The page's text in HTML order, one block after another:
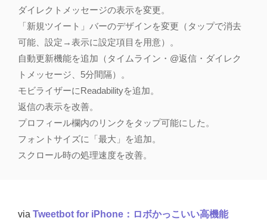
ダイレクトメッセージの表示を変更。
「新規ツイート」バーのデザインを変更（タップで消去
可能、設定→表示に設定項目を用意）。
自動更新機能を追加（タイムライン・@返信・ダイレク
トメッセージ、5分間隔）。
モビライザーにReadabilityを追加。
返信の表示を改善。
プロフィール欄内のリンクをタップ可能にした。
フォントサイズに「最大」を追加。
スクロール時の処理速度を改善。
via Tweetbot for iPhone：ロボかっこいい高機能